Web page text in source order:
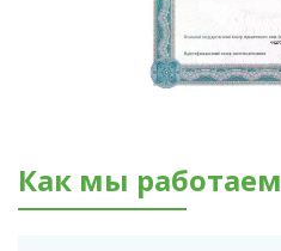
Как мы работаем